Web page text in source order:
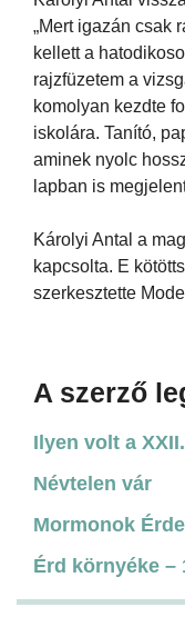
„Mert igazán csak
kellett a
rajzfüzetem a
komolyan kezdte
iskolára. Tanító,
aminek nyolc
lapban is
Károlyi Antal a
kapcsolta. E
szerkesztette
A szerző
Ilyen volt a
Névtelen vár
Mormonok
Érd környéke –